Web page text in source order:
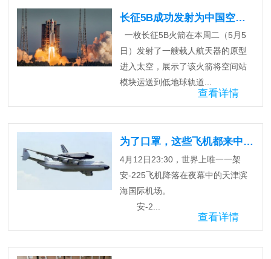
长征5B成功发射为中国空间站计划开辟道路
一枚长征5B火箭在本周二（5月5
日）发射了一艘载人航天器的原型
进入太空，展示了该火箭将空间站
模块运送到低地球轨道...
查看详情
为了口罩，这些飞机都来中国了！
4月12日23:30，世界上唯一一架
安-225飞机降落在夜幕中的天津滨
海国际机场。
安-2...
查看详情